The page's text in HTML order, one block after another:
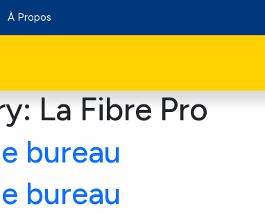
À Propos
La Fibre Pro
bureau
bureau